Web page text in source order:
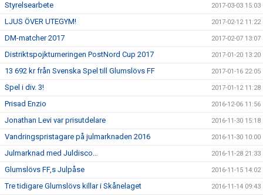
Styrelsearbete 2017-03-03 15:03
LJUS ÖVER UTEGYM! 2017-02-12 11:22
DM-matcher 2017 2017-02-07 13:07
Distriktspojkturneringen PostNord Cup 2017 2017-01-20 13:20
13 692 kr från Svenska Spel till Glumslövs FF 2017-01-16 22:05
Spel i div. 3! 2017-01-12 11:28
Prisad Enzio 2016-12-06 11:56
Jonathan Levi var prisutdelare 2016-11-30 15:18
Vandringspristagare på julmarknaden 2016 2016-11-30 10:00
Julmarknad med Juldisco… 2016-11-28 21:33
Glumslövs FF,s Julpåse 2016-11-15 14:02
Tre tidigare Glumslövs killar i Skånelaget 2016-11-14 09:43